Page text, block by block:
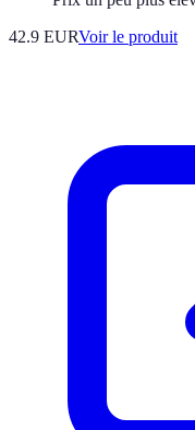
42.9 EURVoir le produit